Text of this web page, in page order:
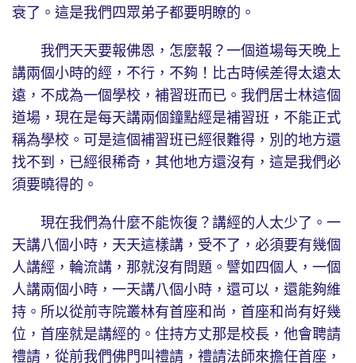
衰了。這是我們四眾弟子都要明瞭的。
我們天天要報佛恩，怎麼報？一個道場每天晚上
講兩個小時的經，不行，不夠！比古時候差得太遠太
遠，不成為一個學校，補習班而已。我們居士林這個
道場，現在是每天講兩個鐘點經是補習班，不能正式
稱為學校。可是這個補習班已經很難得，別的地方還
找不到，已經很稀奇，其他地方還沒有，這是我們必
須要曉得的。
現在我們為什麼不能恢復？講經的人太少了。一
天講八個小時，天天這樣講，受不了，必須要有幾個
人講經，輪流講，那就沒有問題。譬如四個人，一個
人講兩個小時，一天講八個小時，還可以，還能夠維
持。所以從前寺院叢林有首座和尚，首座和尚有好幾
位，首座就是講經的。住持方丈那是校長，他會聘請
禮請，從前我們佛門叫禮請，禮請法師來擔任首座，